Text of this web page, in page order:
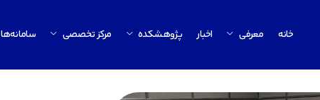
خانه معرفی اخبار پژوهشکده مرکز تخصصی سامانه‌ها